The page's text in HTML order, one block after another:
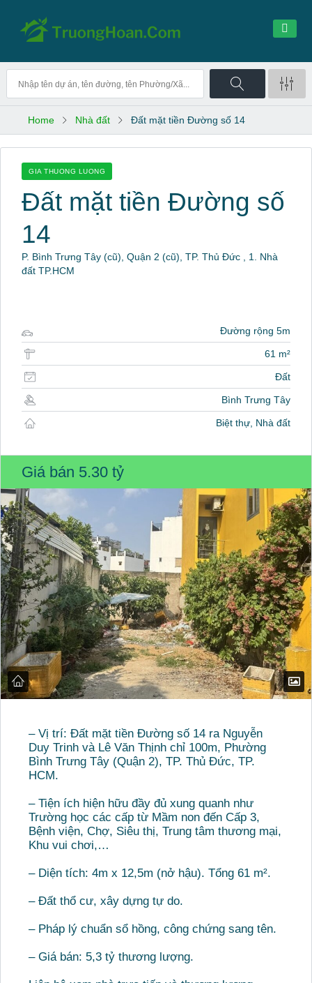
Home Nhà đất Đất mặt tiền Đường số 14
GIA THUONG LUONG
Đất mặt tiền Đường số
14
P. Bình Trưng Tây (cũ), Quận 2 (cũ), TP. Thủ Đức , 1. Nhà
đất TP.HCM
Đường rộng 5m
61 m²
Đất
Bình Trưng Tây
Biệt thự, Nhà đất
Giá bán 5.30 tỷ
– Vị trí: Đất mặt tiền Đường số 14 ra Nguyễn
Duy Trinh và Lê Văn Thịnh chỉ 100m, Phường
Bình Trưng Tây (Quận 2), TP. Thủ Đức, TP.
HCM.
– Tiện ích hiện hữu đầy đủ xung quanh như
Trường học các cấp từ Mầm non đến Cấp 3,
Bệnh viện, Chợ, Siêu thị, Trung tâm thương mại,
Khu vui chơi,…
– Diện tích: 4m x 12,5m (nở hậu). Tổng 61 m².
– Đất thổ cư, xây dựng tự do.
– Pháp lý chuẩn sổ hồng, công chứng sang tên.
– Giá bán: 5,3 tỷ thương lượng.